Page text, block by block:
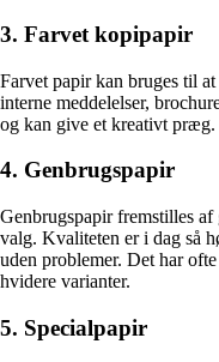
3. Farvet kopipapir
Farvet papir kan bruges til
interne meddelelser,
og kan give et kreativt præg.
4. Genbrugspapir
Genbrugspapir fremstilles
valg. Kvaliteten er i dag så
uden problemer. Det har
hvidere varianter.
5. Specialpapir